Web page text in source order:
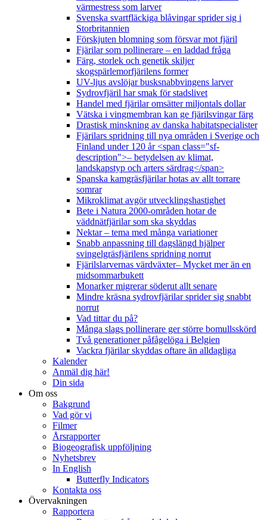
värmestress som larver
Svenska svartfläckiga blåvingar sprider sig i
Storbritannien
Förskjuten blomning som försvar mot fjäril
Fjärilar som pollinerare – en laddad fråga
Färg, storlek och genetik skiljer
skogspärlemorfjärilens former
UV-ljus avslöjar busksnabbvingens larver
Sydrovfjäril har smak för stadslivet
Handel med fjärilar omsätter miljontals dollar
Vätska i vingmembran kan ge fjärilsvingar färg
Drastisk minskning av danska habitatspecialister
Fjärilars spridning till nya områden i Sverige och
Finland under 120 år <span class="sf-
description">– betydelsen av klimat,
landskapstyp och arters särdrag</span>
Spanska kamgräsfjärilar hotas av allt torrare
somrar
Mikroklimat avgör utvecklingshastighet
Bete i Natura 2000-områden hotar de
väddnätfjärilar som ska skyddas
Nektar – tema med många variationer
Snabb anpassning till dagslängd hjälper
svingelgräsfjärilens spridning norrut
Fjärilslarvernas värdväxter– Mycket mer än en
midsommarbukett
Monarker migrerar söderut allt senare
Mindre kräsna sydrovfjärilar sprider sig snabbt
norrut
Vad tittar du på?
Många slags pollinerare ger större bomullsskörd
Två generationer påfågelöga i Belgien
Vackra fjärilar skyddas oftare än alldagliga
Kalender
Anmäl dig här!
Din sida
Om oss
Bakgrund
Vad gör vi
Filmer
Årsrapporter
Biogeografisk uppföljning
Nyhetsbrev
In English
Butterfly Indicators
Kontakta oss
Övervakningen
Rapportera